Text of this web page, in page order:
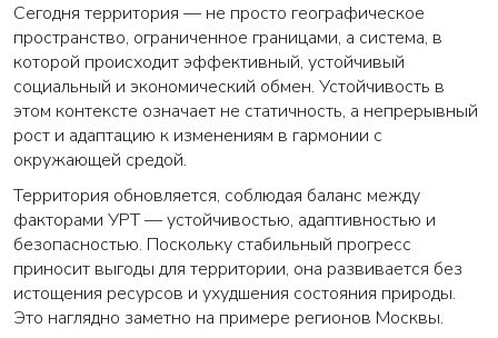
Сегодня территория — не просто географическое
пространство, ограниченное границами, а система, в
которой происходит эффективный, устойчивый
социальный и экономический обмен. Устойчивость в
этом контексте означает не статичность, а непрерывный
рост и адаптацию к изменениям в гармонии с
окружающей средой.
Территория обновляется, соблюдая баланс между
факторами УРТ — устойчивостью, адаптивностью и
безопасностью. Поскольку стабильный прогресс
приносит выгоды для территории, она развивается без
истощения ресурсов и ухудшения состояния природы.
Это наглядно заметно на примере регионов Москвы.